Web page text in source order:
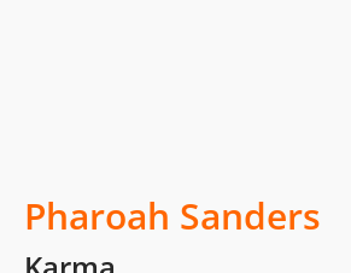
Pharoah Sanders